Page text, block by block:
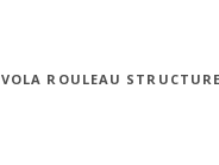
VOLA ROULEAU